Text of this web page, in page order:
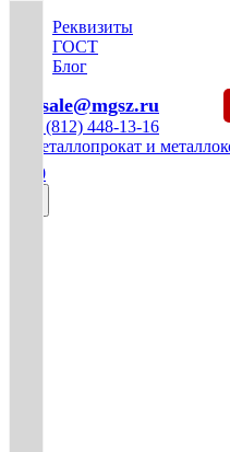
Реквизиты
ГОСТ
Блог
mg-sale@mgsz.ru
+7 (812) 448-13-16
0